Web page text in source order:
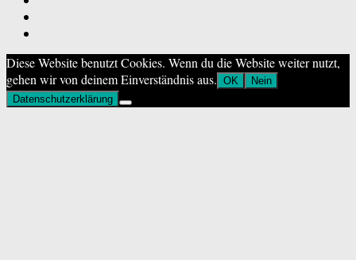
Diese Website benutzt Cookies. Wenn du die Website weiter nutzt,
gehen wir von deinem Einverständnis aus. OK
Nein
Datenschutzerklärung